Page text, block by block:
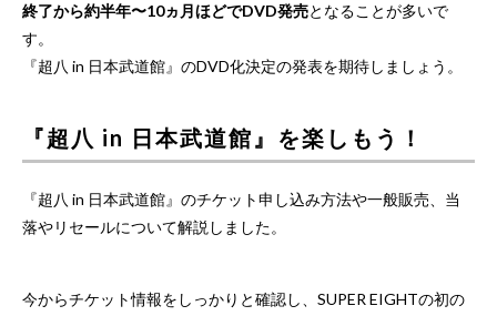
終了から約半年〜10ヵ月ほどでDVD発売となることが多いで
す。
『超八 in 日本武道館』のDVD化決定の発表を期待しましょう。
『超八 in 日本武道館』を楽しもう！
『超八 in 日本武道館』のチケット申し込み方法や一般販売、当
落やリセールについて解説しました。
今からチケット情報をしっかりと確認し、SUPER EIGHTの初の